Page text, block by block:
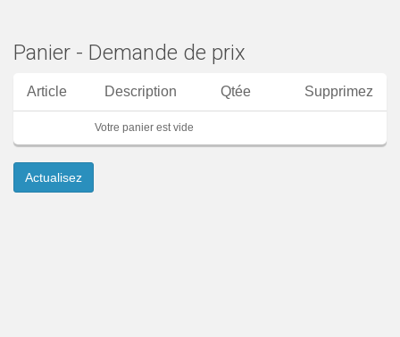
Panier - Demande de prix
Article Description Qtée Supprimez
Votre panier est vide
Actualisez